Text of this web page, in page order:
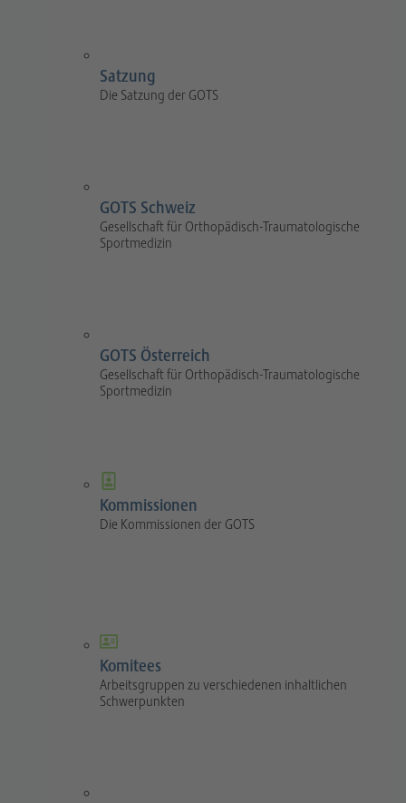
Satzung
Die Satzung der GOTS
GOTS Schweiz
Gesellschaft für Orthopädisch-Traumatologische
Sportmedizin
GOTS Österreich
Gesellschaft für Orthopädisch-Traumatologische
Sportmedizin
Kommissionen
Die Kommissionen der GOTS
Komitees
Arbeitsgruppen zu verschiedenen inhaltlichen
Schwerpunkten